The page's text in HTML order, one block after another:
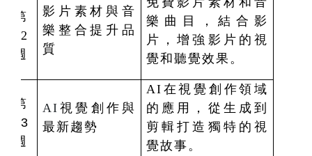
第
12
週
影片素材與音
樂整合提升品
質
樂曲目，結合影
片，增強影片的視
覺和聽覺效果。
第
13
週
AI 視覺創作與
最新趨勢
AI在視覺創作領域
的應用，從生成到
剪輯打造獨特的視
覺故事。